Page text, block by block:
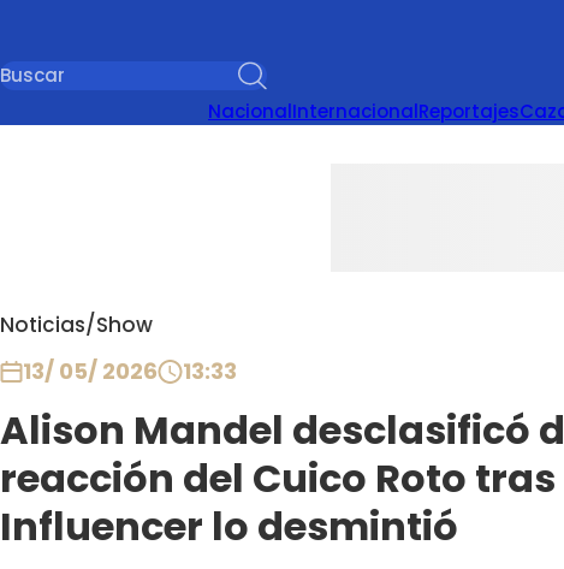
NacionalInternacionalReportajes
Noticias/Show
13/ 05/ 2026 13:33
Alison Mandel desclasificó
reacción del Cuico Roto
Influencer lo desmintió